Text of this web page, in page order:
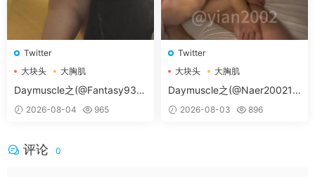
Twitter
大块头
大胸肌
大胸肌肉男
Daymuscle之(@Fantasy938
15579-@孔控Kong）
2026-08-04 965
Twitter
大块头
大胸肌
大胸肌肉男
Daymuscle之(@Naer20021-
@纳尔）
2026-08-03 896
评论 0